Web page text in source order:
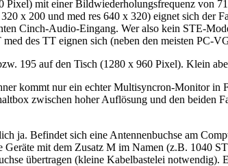
mit einer Bildwiederholungsfrequenz von
x 200 und med res 640 x 320) eignet sich der
Cinch-Audio-Eingang. Wer also kein STE-
des TT eignen sich (neben den meisten
195 auf den Tisch (1280 x 960 Pixel). Klein
kommt nur ein echter Multisyncron-Monitor in
zwischen hoher Auflösung und den
ja. Befindet sich eine Antennenbuchse am
mit dem Zusatz M im Namen (z.B. 1040
übertragen (kleine Kabelbastelei